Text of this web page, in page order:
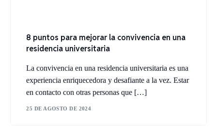
8 puntos para mejorar la convivencia en una
residencia universitaria
La convivencia en una residencia universitaria es una
experiencia enriquecedora y desafiante a la vez. Estar
en contacto con otras personas que […]
25 DE AGOSTO DE 2024